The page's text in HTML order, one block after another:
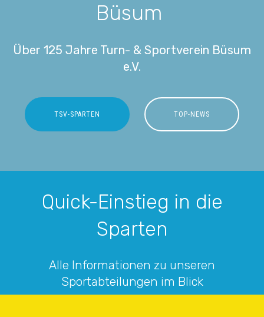
Büsum
Über 125 Jahre Turn- & Sportverein Büsum
e.V.
TSV-SPARTEN TOP-NEWS
Quick-Einstieg in die
Sparten
Alle Informationen zu unseren
Sportabteilungen im Blick